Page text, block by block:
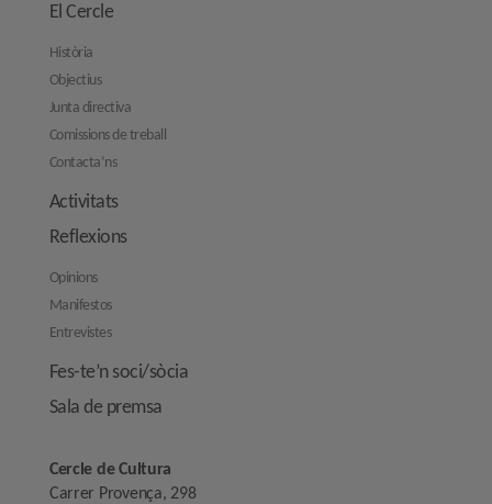
El Cercle
Història
Objectius
Junta directiva
Comissions de treball
Contacta’ns
Activitats
Reflexions
Opinions
Manifestos
Entrevistes
Fes-te’n soci/sòcia
Sala de premsa
Cercle de Cultura
Carrer Provença, 298